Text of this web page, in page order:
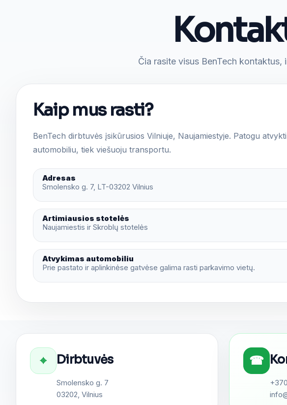
Čia rasite visus BenTech
Kaip mus rasti?
BenTech dirbtuvės įsikūrusios Vilniuje, Naujamiestyje. Patogu
automobiliu, tiek viešuoju transportu.
Adresas
Smolensko g. 7, LT-03202 Vilnius
Artimiausios stotelės
Naujamiestis ir Skroblų stotelės
Atvykimas automobiliu
Prie pastato ir aplinkinėse gatvėse galima rasti parkavimo vietų.
⌖ Dirbtuvės
Smolensko g. 7
03202, Vilnius
☎